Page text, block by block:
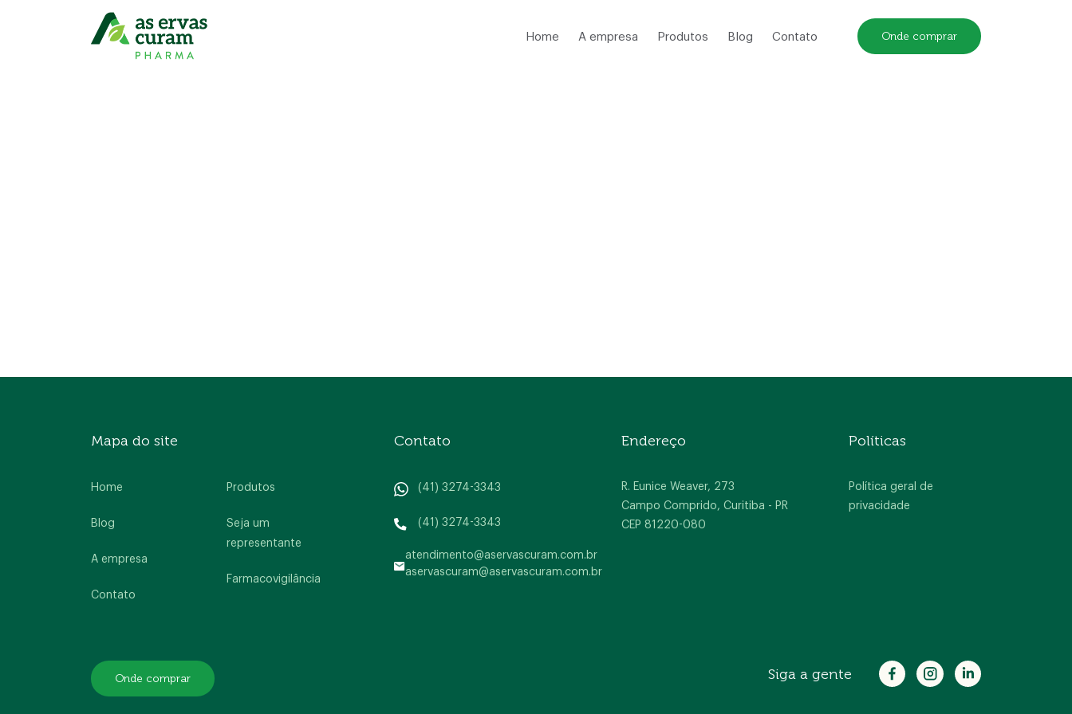
Home A empresa Produtos Blog Contato Onde comprar
Mapa do site
Home
Blog
A empresa
Contato
Produtos
Seja um
representante
Farmacovigilância
Contato
(41) 3274-3343
(41) 3274-3343
atendimento@aservascuram.com.br
aservascuram@aservascuram.com.br
Endereço
R. Eunice Weaver, 273
Campo Comprido, Curitiba - PR
CEP 81220-080
Políticas
Política geral de
privacidade
Onde comprar Siga a gente